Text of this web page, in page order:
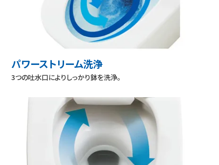
パワーストリーム洗浄
3つの吐水口によりしっかり鉢を洗浄。